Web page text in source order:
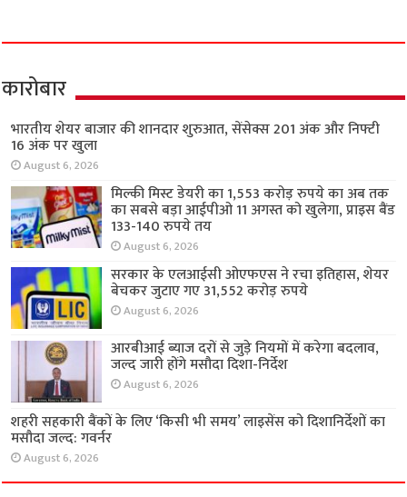
कारोबार
भारतीय शेयर बाजार की शानदार शुरुआत, सेंसेक्स 201 अंक और निफ्टी
16 अंक पर खुला
August 6, 2026
मिल्की मिस्ट डेयरी का 1,553 करोड़ रुपये का अब तक
का सबसे बड़ा आईपीओ 11 अगस्त को खुलेगा, प्राइस बैंड
133-140 रुपये तय
August 6, 2026
सरकार के एलआईसी ओएफएस ने रचा इतिहास, शेयर
बेचकर जुटाए गए 31,552 करोड़ रुपये
August 6, 2026
आरबीआई ब्याज दरों से जुड़े नियमों में करेगा बदलाव,
जल्द जारी होंगे मसौदा दिशा-निर्देश
August 6, 2026
शहरी सहकारी बैंकों के लिए ‘किसी भी समय’ लाइसेंस को दिशानिर्देशों का
मसौदा जल्द: गवर्नर
August 6, 2026